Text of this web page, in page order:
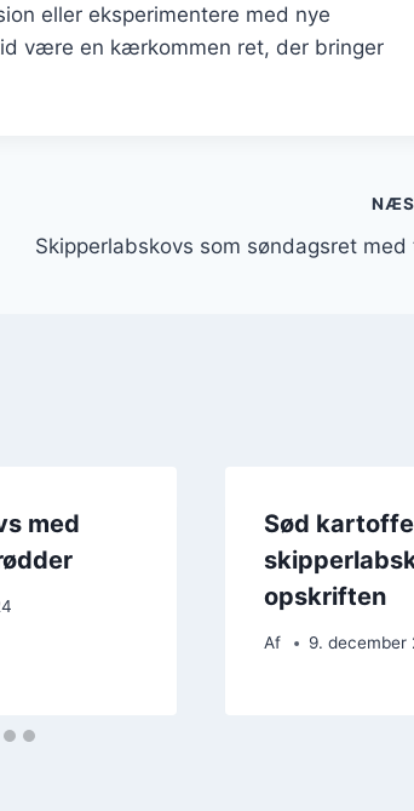
eller eksperimentere med nye
være en kærkommen ret, der bringer
Skipperlabskovs som søndagsret med
med
Sød
opskriften
Af 9. december